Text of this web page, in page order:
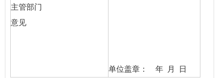
主管部门
意见
单位盖章： 年 月 日